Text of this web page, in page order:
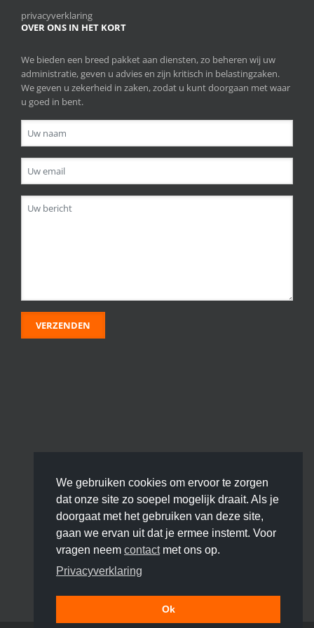
privacyverklaring
OVER ONS IN HET KORT
We bieden een breed pakket aan diensten, zo beheren wij uw
administratie, geven u advies en zijn kritisch in belastingzaken.
We geven u zekerheid in zaken, zodat u kunt doorgaan met waar
u goed in bent.
We gebruiken cookies om ervoor te zorgen
dat onze site zo soepel mogelijk draait. Als je
doorgaat met het gebruiken van deze site,
gaan we ervan uit dat je ermee instemt. Voor
vragen neem contactmet ons op.
Privacyverklaring
Ok